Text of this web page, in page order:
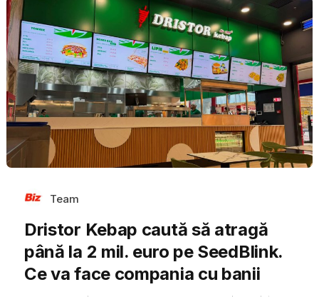
Team
Dristor Kebap caută să atragă
până la 2 mil. euro pe SeedBlink.
Ce va face compania cu banii